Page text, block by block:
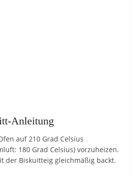
Anleitung
auf 210 Grad Celsius
180 Grad Celsius) vorzuheizen.
der Biskuitteig gleichmäßig backt.